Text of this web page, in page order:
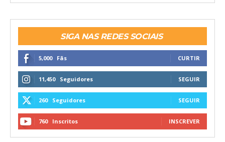
SIGA NAS REDES SOCIAIS
5,000 Fãs CURTIR
11,450 Seguidores SEGUIR
260 Seguidores SEGUIR
760 Inscritos INSCREVER